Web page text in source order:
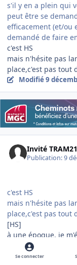
s'il y en a plein qui
peut être se
efficacement (et/ou
demandé de faire
c'est HS
mais n'hésite pas
place,c'est pas tout
Modifié9
Invité TRAM21
Publication:9
c'est HS
mais n'hésite pas
place,c'est pas tout
[HS]
à une époque, je
comprendre que je
pas assez "souple"
Se connecter